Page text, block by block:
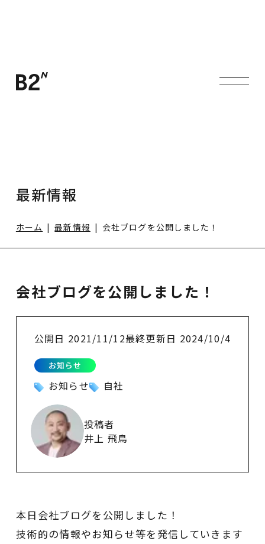
最新情報
ホーム 最新情報 会社ブログを公開しました！
会社ブログを公開しました！
公開日 2021/11/12最終更新日 2024/10/4
お知らせ
お知らせ 自社
投稿者
井上 飛鳥
本日会社ブログを公開しました！
技術的の情報やお知らせ等を発信していきます